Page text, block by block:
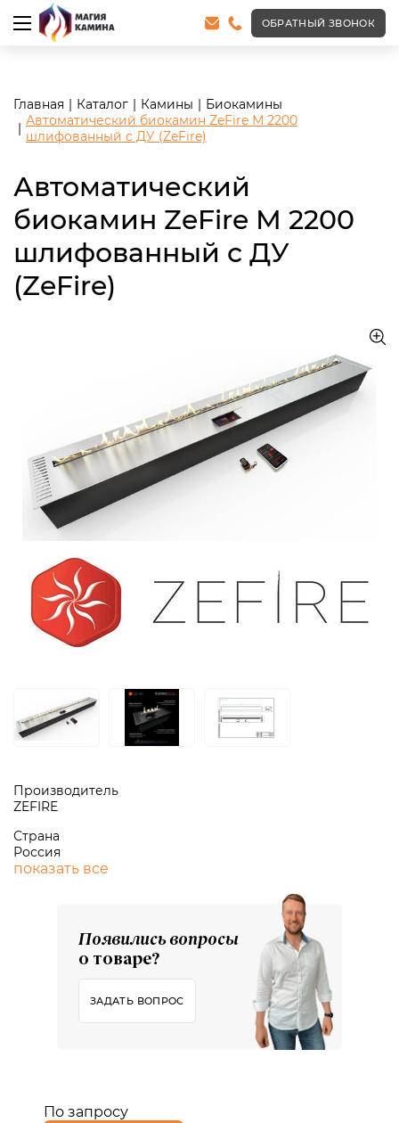
<meta name="robots" content="noindex, follow"/>
ОБРАТНЫЙ ЗВОНОК
Главная Каталог Камины
Биокамины
Автоматический биокамин ZeFire М 2200
шлифованный с ДУ (ZeFire)
Автоматический
биокамин ZeFire М 2200
шлифованный с ДУ
(ZeFire)
Производитель
ZEFIRE
Страна
Россия
показать все
Появились вопросы
о товаре?
ЗАДАТЬ ВОПРОС
По запросу